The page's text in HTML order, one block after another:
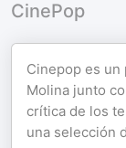
CinePop
Cinepop es un
Molina junto
crítica de los
una selección